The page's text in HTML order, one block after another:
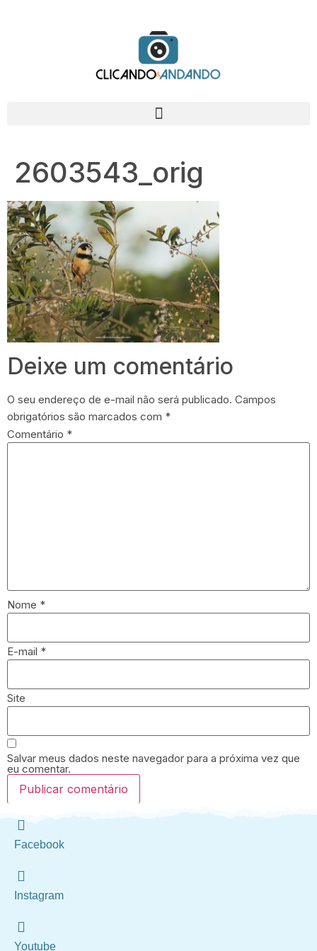
2603543_orig
Deixe um comentário
O seu endereço de e-mail não será publicado. Campos
obrigatórios são marcados com *
Comentário *
Nome *
E-mail *
Site
Salvar meus dados neste navegador para a próxima vez que
eu comentar.
Facebook
Instagram
Youtube